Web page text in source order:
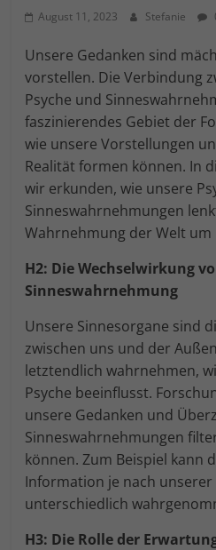
August 11, 2023 Stefanie
Unsere Gedanken sind
vorstellen. Die Verbindung
Psyche und
faszinierendes Gebiet der
wie unsere Vorstellungen
Realität formen können. In
wir erkunden, wie unsere
Sinneswahrnehmungen
Wahrnehmung der Welt
H2: Die Wechselwirkung
Sinneswahrnehmung
Unsere Sinnesorgane sind
zwischen uns und der
letztendlich wahrnehmen,
Psyche beeinflusst.
unsere Gedanken und
Sinneswahrnehmungen
können. Zum Beispiel kann
Information je nach
unterschiedlich
H3: Die Rolle der
Einwilligung zu
oder sich weitere
auswählen.
Alle akzeptieren
Essenziell (1)
Essenzielle Cookies ermöglichen
und sind für die einwandfreie
Cookie-
Marketing (1)
Marketing-Cookies werden von
Publishern verwendet, um
anzuzeigen. Sie tun dies, indem
Websites hinweg verfolgen.
Cookie-
Externe Medien (7)
Inhalte von Videoplattformen
werden standardmäßig blockiert.
externen Medien akzeptiert
diese Inhalte keiner manuellen
Cookie-
powered by Borlabs Cookie